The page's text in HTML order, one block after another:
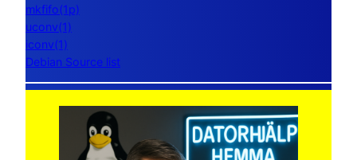
mkfifo(1p)
uconv(1)
iconv(1)
Debian Source list